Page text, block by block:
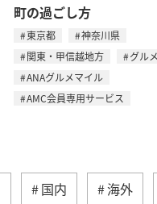
町の過ごし方
東京都
神奈川県
関東・甲信越地方
グルメ
ANAグルメマイル
AMC会員専用サービス
国内 海外